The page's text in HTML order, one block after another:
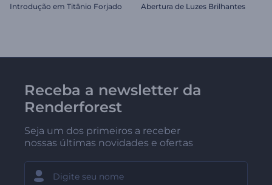
Introdução em Titânio Forjado Abertura de Luzes Brilhantes
Receba a newsletter da
Renderforest
Seja um dos primeiros a receber
nossas últimas novidades e ofertas